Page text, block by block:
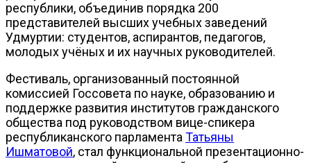
республики, объединив порядка 200
представителей высших учебных заведений
Удмуртии: студентов, аспирантов, педагогов,
молодых учёных и их научных руководителей.
Фестиваль, организованный постоянной
комиссией Госсовета по науке, образованию и
поддержке развития институтов гражданского
общества под руководством вице-спикера
республиканского парламента Татьяны
Ишматовой, стал функциональной презентационно-